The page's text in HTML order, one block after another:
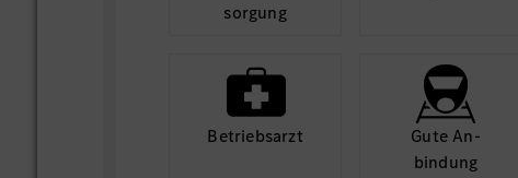
sorgung
Betriebs­arzt
Gute An­
bindung